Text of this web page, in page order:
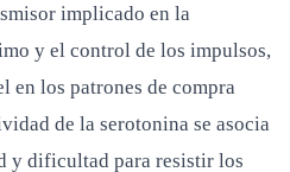
implicado en la
y el control de los impulsos,
en los patrones de compra
de la serotonina se asocia
y dificultad para resistir los